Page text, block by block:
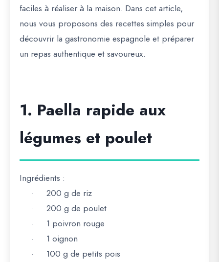
faciles à réaliser à la maison. Dans cet article,
nous vous proposons des recettes simples pour
découvrir la gastronomie espagnole et préparer
un repas authentique et savoureux.
1. Paella rapide aux
légumes et poulet
Ingrédients :
· 200 g de riz
· 200 g de poulet
· 1 poivron rouge
· 1 oignon
· 100 g de petits pois